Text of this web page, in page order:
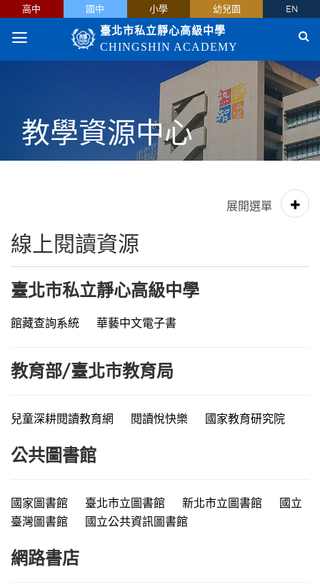
高中 國中 小學 幼兒園 EN
臺北市私立靜心高級中學
CHINGSHIN ACADEMY
教學資源中心
線上閱讀資源
臺北市私立靜心高級中學
館藏查詢系統 華藝中文電子書
教育部/臺北市教育局
兒童深耕閱讀教育網 閱讀悅快樂 國家教育研究院
公共圖書館
國家圖書館 臺北市立圖書館 新北市立圖書館
國立
臺灣圖書館
國立公共資訊圖書館
網路書店